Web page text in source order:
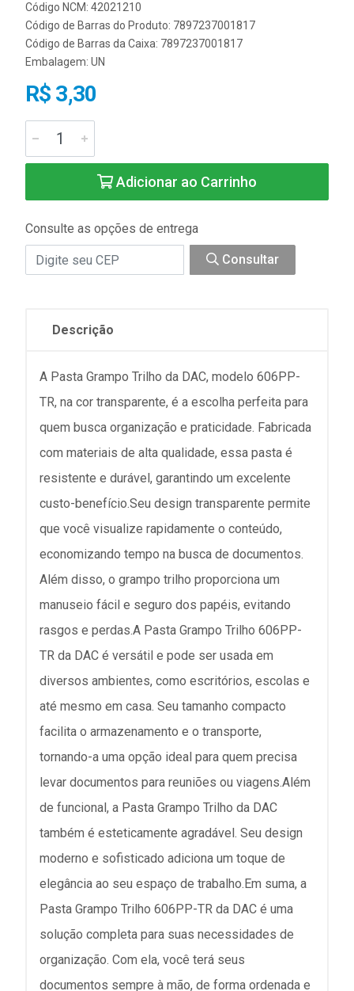
Código NCM: 42021210
Código de Barras do Produto: 7897237001817
Código de Barras da Caixa: 7897237001817
Embalagem: UN
R$ 3,30
Adicionar ao Carrinho
Consulte as opções de entrega
Consultar
Descrição
A Pasta Grampo Trilho da DAC, modelo 606PP-
TR, na cor transparente, é a escolha perfeita para
quem busca organização e praticidade. Fabricada
com materiais de alta qualidade, essa pasta é
resistente e durável, garantindo um excelente
custo-benefício.Seu design transparente permite
que você visualize rapidamente o conteúdo,
economizando tempo na busca de documentos.
Além disso, o grampo trilho proporciona um
manuseio fácil e seguro dos papéis, evitando
rasgos e perdas.A Pasta Grampo Trilho 606PP-
TR da DAC é versátil e pode ser usada em
diversos ambientes, como escritórios, escolas e
até mesmo em casa. Seu tamanho compacto
facilita o armazenamento e o transporte,
tornando-a uma opção ideal para quem precisa
levar documentos para reuniões ou viagens.Além
de funcional, a Pasta Grampo Trilho da DAC
também é esteticamente agradável. Seu design
moderno e sofisticado adiciona um toque de
elegância ao seu espaço de trabalho.Em suma, a
Pasta Grampo Trilho 606PP-TR da DAC é uma
solução completa para suas necessidades de
organização. Com ela, você terá seus
documentos sempre à mão, de forma ordenada e